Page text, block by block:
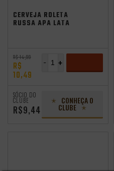
CERVEJA ROLETA
RUSSA APA LATA
R$ 14,99
R$
10,49
+
-
SÓCIO DO
CLUBE
R$9,44
CONHEÇA O
CLUBE